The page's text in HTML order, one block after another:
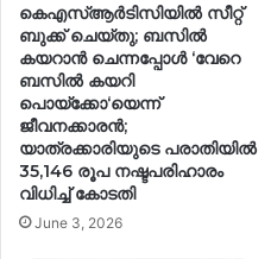
കെഎസ്ആർടിസിയിൽ സീറ്റ്
ബുക്ക് ചെയ്തു; ബസിൽ
കയറാൻ ചെന്നപ്പോൾ ‘വേറെ
ബസിൽ കയറി
പൊയ്ക്കോ‘യെന്ന്
ജീവനക്കാരൻ;
യാത്രക്കാരിയുടെ പരാതിയിൽ
35,146 രൂപ നഷ്ടപരിഹാരം
വിധിച്ച് കോടതി
June 3, 2026